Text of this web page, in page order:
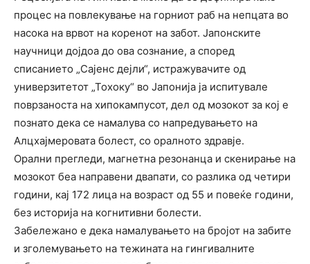
процес на повлекување на горниот раб на непцата во
насока на врвот на коренот на забот. Јапонските
научници дојдоа до ова сознание, а според
списанието „Сајенс дејли“, истражувачите од
универзитетот „Тохоку“ во Јапонија ја испитувале
поврзаноста на хипокампусот, дел од мозокот за кој е
познато дека се намалува со напредувањето на
Алцхајмеровата болест, со оралното здравје.
Орални прегледи, магнетна резонанца и скенирање на
мозокот беа направени двапати, со разлика од четири
години, кај 172 лица на возраст од 55 и повеќе години,
без историја на когнитивни болести.
Забележано е дека намалувањето на бројот на забите
и зголемувањето на тежината на гингивалните